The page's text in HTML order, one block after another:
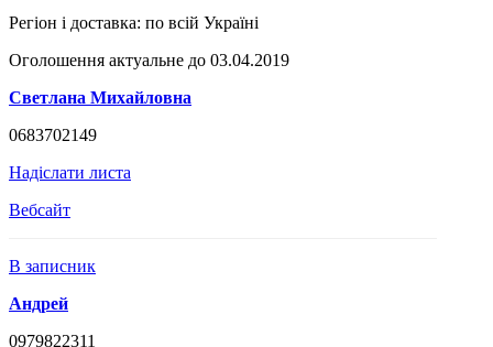
Регіон і доставка: по всій Україні
Оголошення актуальне до 03.04.2019
Светлана Михайловна
0683702149
Надіслати листа
Вебсайт
В записник
Андрей
0979822311